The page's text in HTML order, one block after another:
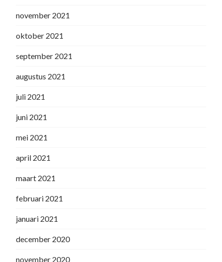
november 2021
oktober 2021
september 2021
augustus 2021
juli 2021
juni 2021
mei 2021
april 2021
maart 2021
februari 2021
januari 2021
december 2020
november 2020